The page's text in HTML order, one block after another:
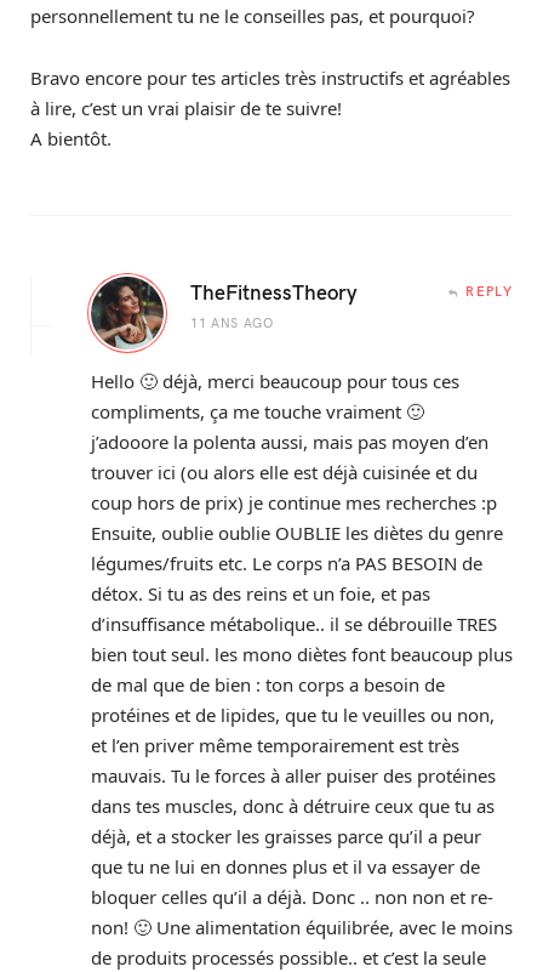
personnellement tu ne le conseilles pas, et pourquoi?
Bravo encore pour tes articles très instructifs et agréables
à lire, c’est un vrai plaisir de te suivre!
A bientôt.
TheFitnessTheory
11 ANS AGO
REPLY
Hello 🙂 déjà, merci beaucoup pour tous ces
compliments, ça me touche vraiment 🙂
j’adooore la polenta aussi, mais pas moyen d’en
trouver ici (ou alors elle est déjà cuisinée et du
coup hors de prix) je continue mes recherches :p
Ensuite, oublie oublie OUBLIE les diètes du genre
légumes/fruits etc. Le corps n’a PAS BESOIN de
détox. Si tu as des reins et un foie, et pas
d’insuffisance métabolique.. il se débrouille TRES
bien tout seul. les mono diètes font beaucoup plus
de mal que de bien : ton corps a besoin de
protéines et de lipides, que tu le veuilles ou non,
et l’en priver même temporairement est très
mauvais. Tu le forces à aller puiser des protéines
dans tes muscles, donc à détruire ceux que tu as
déjà, et a stocker les graisses parce qu’il a peur
que tu ne lui en donnes plus et il va essayer de
bloquer celles qu’il a déjà. Donc .. non non et re-
non! 🙂 Une alimentation équilibrée, avec le moins
de produits processés possible.. et c’est la seule